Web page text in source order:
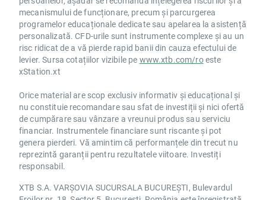
mecanismului de funcționare, precum și parcurgerea
programelor educaționale dedicate sau apelarea la asistență
personalizată. CFD-urile sunt instrumente complexe și au un
risc ridicat de a vă pierde rapid banii din cauza efectului de
levier. Sursa cotațiilor vizibile pe www.xtb.com/roeste
xStation.xt
Orice material are scop exclusiv informativ și educațional și
nu constituie recomandare sau sfat de investiții și nici ofertă
de cumpărare sau vânzare a vreunui produs sau serviciu
financiar. Instrumentele financiare sunt riscante și pot
genera pierderi. Vă amintim că performanțele din trecut nu
reprezintă garanții pentru rezultatele viitoare. Investiți
responsabil.
XTB S.A. VARȘOVIA SUCURSALA BUCUREȘTI, Bulevardul